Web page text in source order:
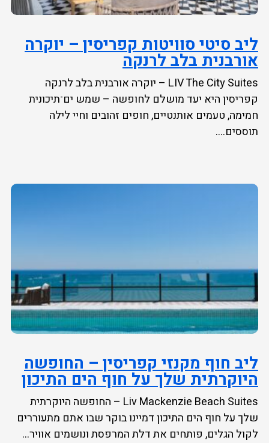
ליב סיטי סוויטות קפריסין – יוקרה
אורבנית בלב לרנקה
LIV The City Suites – יוקרה אורבנית בלב לרנקה
קפריסין היא יעד מושלם לחופשה – שמש ים־תיכונית
חמימה, טעמים אותנטיים, חופים זהובים וחיי לילה
תוססים....
ליב חוף מקנזי קפריסין – החופשה
היוקרתית שלך על חוף הים התיכון
Liv Mackenzie Beach Suites – החופשה היוקרתית
שלך על חוף הים התיכון דמיינו בוקר שבו אתם מתעוררים
לקול הגלים, פותחים את דלת המרפסת ונושמים אוויר...